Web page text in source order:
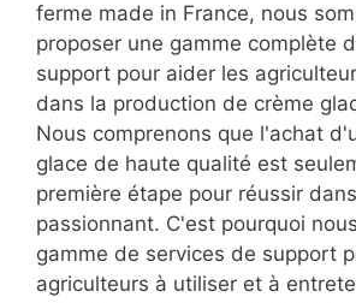
ferme made in France, nous
proposer une gamme complète
support pour aider les
dans la production de crème
Nous comprenons que l'achat
glace de haute qualité est
première étape pour réussir
passionnant. C'est pourquoi
gamme de services de support
agriculteurs à utiliser et à